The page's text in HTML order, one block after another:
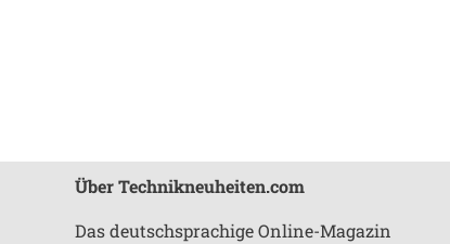
Über Technikneuheiten.com
Das deutschsprachige Online-Magazin